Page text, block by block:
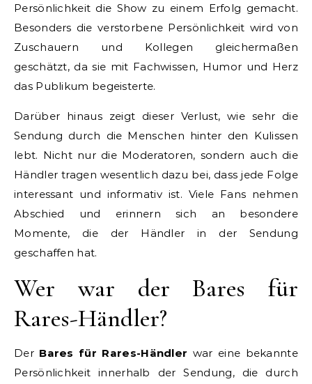
Persönlichkeit die Show zu einem Erfolg gemacht.
Besonders die verstorbene Persönlichkeit wird von
Zuschauern und Kollegen gleichermaßen
geschätzt, da sie mit Fachwissen, Humor und Herz
das Publikum begeisterte.
Darüber hinaus zeigt dieser Verlust, wie sehr die
Sendung durch die Menschen hinter den Kulissen
lebt. Nicht nur die Moderatoren, sondern auch die
Händler tragen wesentlich dazu bei, dass jede Folge
interessant und informativ ist. Viele Fans nehmen
Abschied und erinnern sich an besondere
Momente, die der Händler in der Sendung
geschaffen hat.
Wer war der Bares für
Rares-Händler?
Der Bares für Rares-Händler war eine bekannte
Persönlichkeit innerhalb der Sendung, die durch